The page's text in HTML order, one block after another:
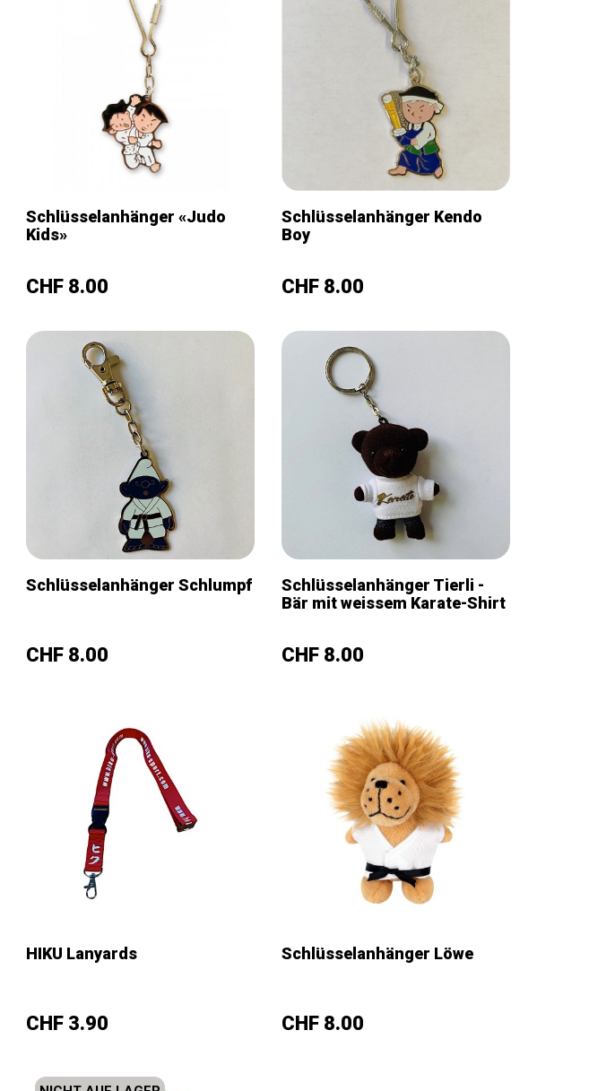
Schlüsselanhänger «Judo
Kids»
Preis
CHF 8.00
Schlüsselanhänger Kendo
Boy
Preis
CHF 8.00
Schlüsselanhänger Schlumpf
Preis
CHF 8.00
Schlüsselanhänger Tierli -
Bär mit weissem Karate-Shirt
Preis
CHF 8.00
HIKU Lanyards
Preis
CHF 3.90
Schlüsselanhänger Löwe
Preis
CHF 8.00